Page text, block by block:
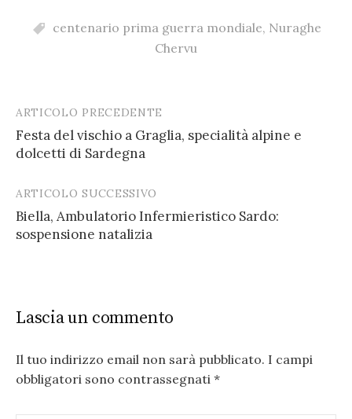
centenario prima guerra mondiale, Nuraghe
Chervu
Post
navigation
ARTICOLO PRECEDENTE
Festa del vischio a Graglia, specialità alpine e
dolcetti di Sardegna
ARTICOLO SUCCESSIVO
Biella, Ambulatorio Infermieristico Sardo:
sospensione natalizia
Lascia un commento
Il tuo indirizzo email non sarà pubblicato. I campi
obbligatori sono contrassegnati *